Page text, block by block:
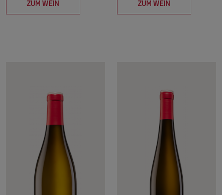
ZUM WEIN ZUM WEIN